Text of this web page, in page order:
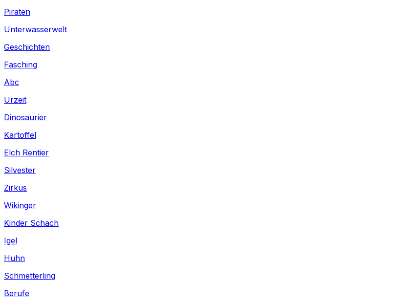
Piraten
Unterwasserwelt
Geschichten
Fasching
Abc
Urzeit
Dinosaurier
Kartoffel
Elch Rentier
Silvester
Zirkus
Wikinger
Kinder Schach
Igel
Huhn
Schmetterling
Berufe